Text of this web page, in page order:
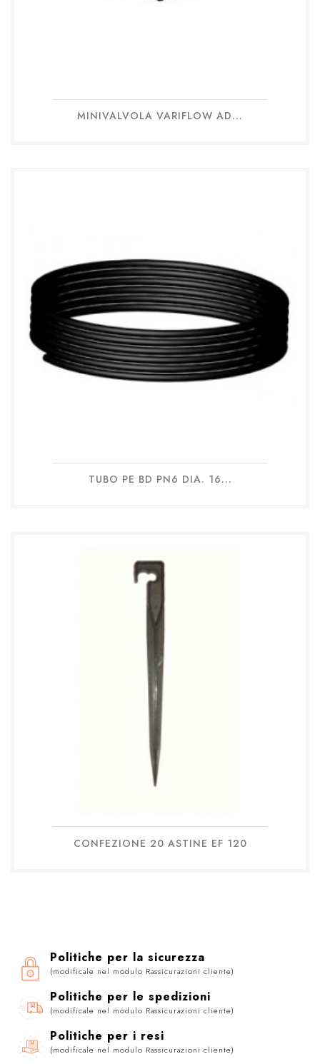
MINIVALVOLA VARIFLOW AD...
TUBO PE BD PN6 DIA. 16...
CONFEZIONE 20 ASTINE EF 120
Politiche per la sicurezza
(modificale nel modulo Rassicurazioni cliente)
Politiche per le spedizioni
(modificale nel modulo Rassicurazioni cliente)
Politiche per i resi
(modificale nel modulo Rassicurazioni cliente)